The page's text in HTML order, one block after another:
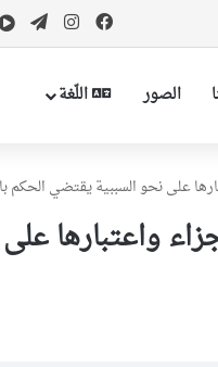
فیسبوک
الصور اللّغة
واعتبارها